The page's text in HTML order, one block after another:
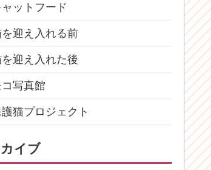
ャットフード
迎え入れる前
迎え入れた後
コ写真館
猫プロジェクト
イブ